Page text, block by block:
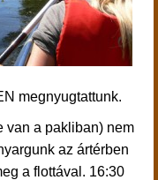
megnyugtattunk.
van a pakliban) nem
az ártérben
a flottával. 16:30